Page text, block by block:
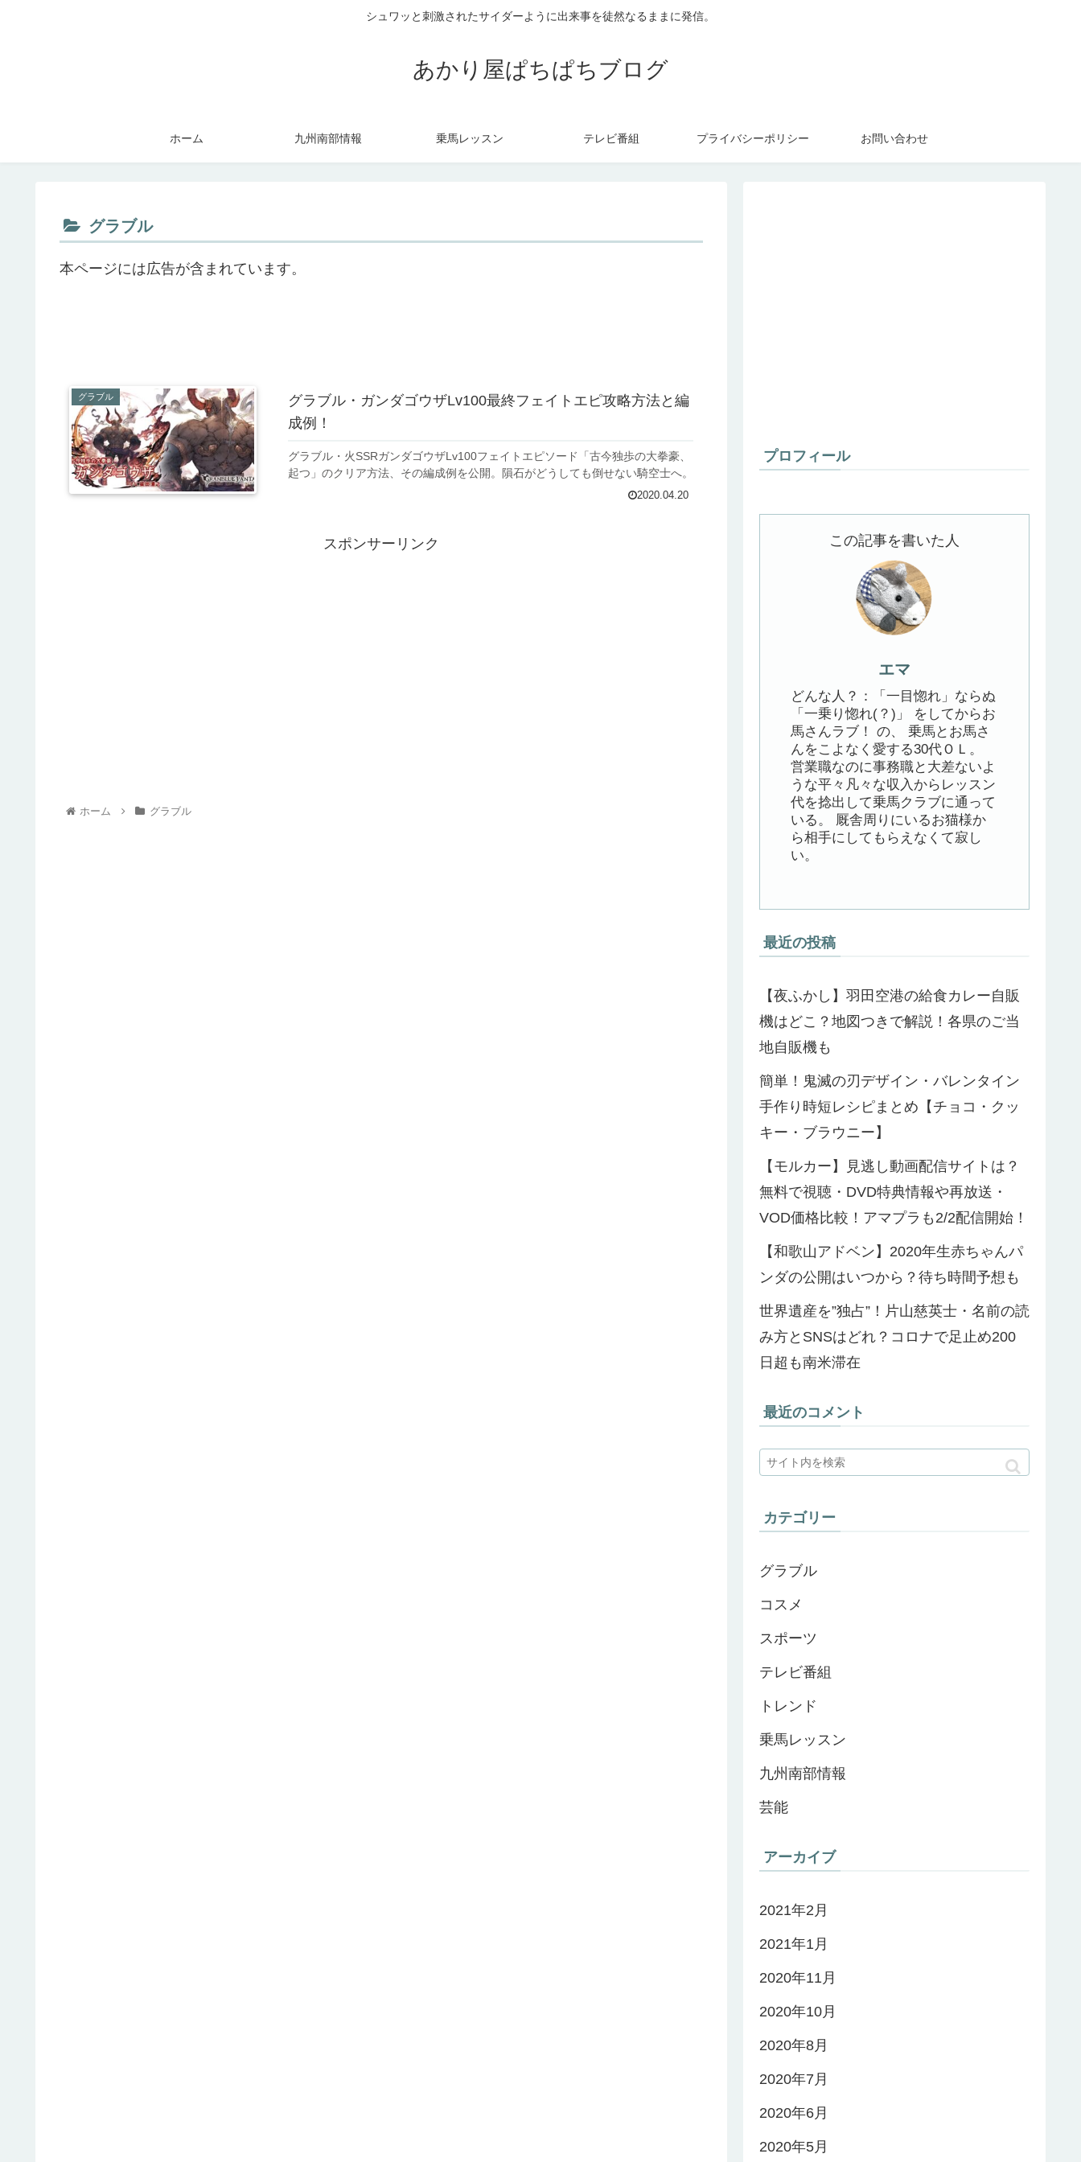
シュワッと刺激されたサイダーように出来事を徒然なるままに発信。
あかり屋ぱちぱちブログ
ホーム 九州南部情報 乗馬レッスン テレビ番組 プライバシーポリシー お問い合わせ
グラブル
本ページには広告が含まれています。
グラブル
グラブル・ガンダゴウザLv100最終フェイトエピ攻略方法と編
成例！
グラブル・火SSRガンダゴウザLv100フェイトエピソード「古今独歩の大拳豪、
起つ」のクリア方法、その編成例を公開。隕石がどうしても倒せない騎空士へ。
2020.04.20
スポンサーリンク
ホーム グラブル
プロフィール
この記事を書いた人
エマ
どんな人？：「一目惚れ」ならぬ
「一乗り惚れ(？)」 をしてからお
馬さんラブ！ の、 乗馬とお馬さ
んをこよなく愛する30代ＯＬ。
営業職なのに事務職と大差ないよ
うな平々凡々な収入からレッスン
代を捻出して乗馬クラブに通って
いる。 厩舎周りにいるお猫様か
ら相手にしてもらえなくて寂し
い。
最近の投稿
【夜ふかし】羽田空港の給食カレー自販
機はどこ？地図つきで解説！各県のご当
地自販機も
簡単！鬼滅の刃デザイン・バレンタイン
手作り時短レシピまとめ【チョコ・クッ
キー・ブラウニー】
【モルカー】見逃し動画配信サイトは？
無料で視聴・DVD特典情報や再放送・
VOD価格比較！アマプラも2/2配信開始！
【和歌山アドベン】2020年生赤ちゃんパ
ンダの公開はいつから？待ち時間予想も
世界遺産を”独占”！片山慈英士・名前の読
み方とSNSはどれ？コロナで足止め200
日超も南米滞在
最近のコメント
カテゴリー
グラブル
コスメ
スポーツ
テレビ番組
トレンド
乗馬レッスン
九州南部情報
芸能
アーカイブ
2021年2月
2021年1月
2020年11月
2020年10月
2020年8月
2020年7月
2020年6月
2020年5月